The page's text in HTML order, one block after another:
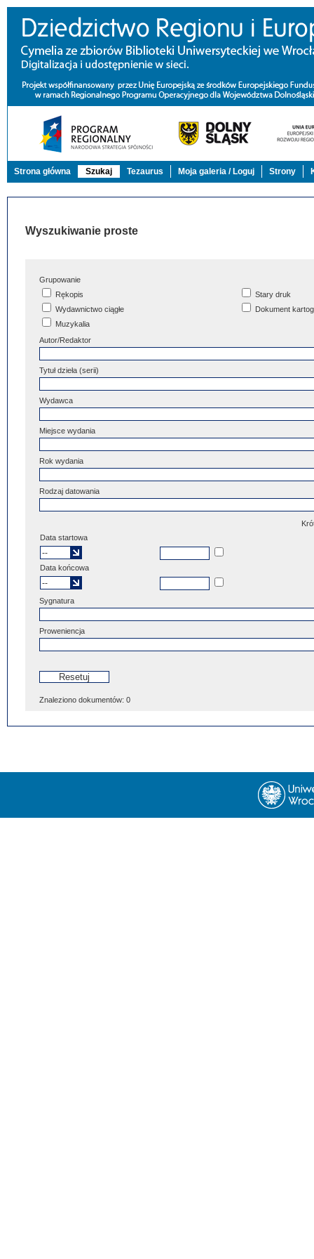
Strona główna Szukaj Tezaurus Moja galeria / Loguj Strony
Wyszukiwanie proste
Grupowanie
Rękopis
Stary druk
Wydawnictwo ciągłe
Dokument
Muzykalia
Autor/Redaktor
Tytuł dzieła (serii)
Wydawca
Miejsce wydania
Rok wydania
Rodzaj datowania
Data startowa
Data końcowa
Sygnatura
Proweniencja
Znaleziono dokumentów: 0